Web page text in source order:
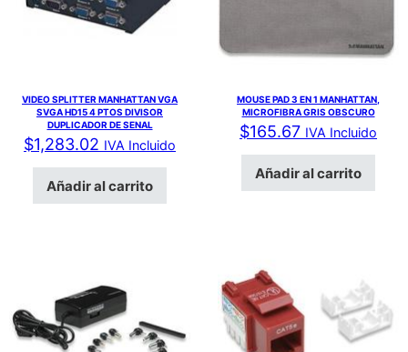
VIDEO SPLITTER MANHATTAN VGA
SVGA HD15 4 PTOS DIVISOR
DUPLICADOR DE SENAL
$1,283.02 IVA Incluido
Añadir al carrito
MOUSE PAD 3 EN 1 MANHATTAN,
MICROFIBRA GRIS OBSCURO
$165.67 IVA Incluido
Añadir al carrito